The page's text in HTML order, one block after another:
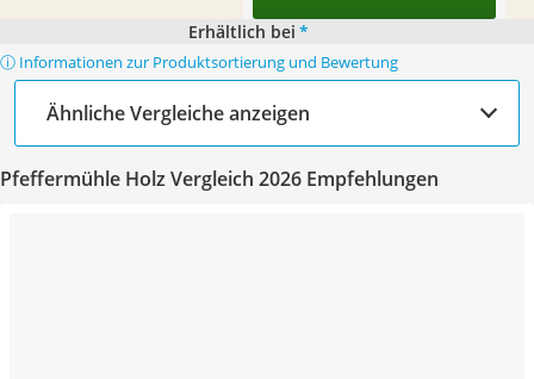
Erhältlich bei *
ⓘ Informationen zur Produktsortierung und Bewertung
Ähnliche Vergleiche anzeigen
Pfeffermühle Holz Vergleich 2026 Empfehlungen